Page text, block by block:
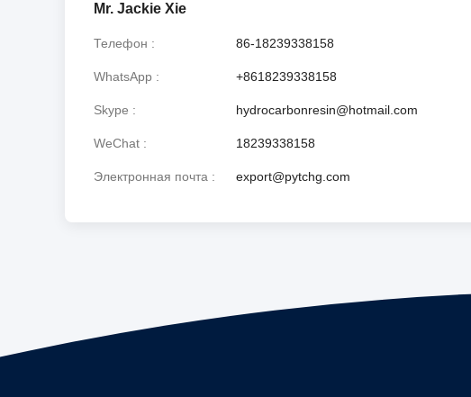
Mr. Jackie Xie
Телефон 86-18239338158
WhatsApp +8618239338158
Skype hydrocarbonresin@hotmail.com
WeChat 18239338158
Электронная почта export@pytchg.com